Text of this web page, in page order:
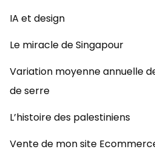
IA et design
Le miracle de Singapour
Variation moyenne annuelle
de serre
L’histoire des palestiniens
Vente de mon site